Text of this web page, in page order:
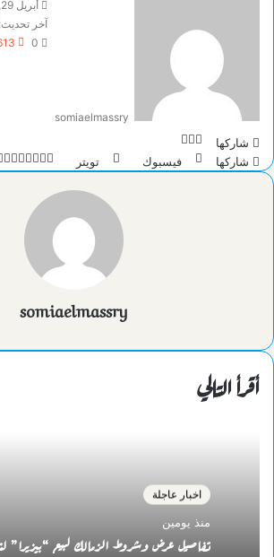
somiaelmassry
أبريل 29, 2023
آخر تحديث:
0
شاركها
شاركها
فيسبوك تويتر
somiaelmassry
أقرأ التالي
اخبار عاجلة
منذ يومين
تفاصيل عرض وشروط الزمالك لبيع “بيزيرا”